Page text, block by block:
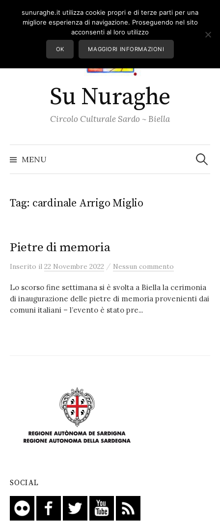
Su Nuraghe
Circolo Culturale Sardo ~ Biella
MENU per:
Tag: cardinale Arrigo Miglio
Pietre di memoria
Inserito il 22 Novembre 2022 / Nessun commento
Lo scorso fine settimana si è svolta a Biella la cerimonia
di inaugurazione delle pietre di memoria provenienti dai
comuni italiani – l’evento è stato pre...
SOCIAL
sunuraghe.it utilizza cookie propri e di terze parti per una
migliore esperienza di navigazione. Proseguendo nel sito
acconsenti al loro utilizzo
OK MAGGIORI INFORMAZIONI